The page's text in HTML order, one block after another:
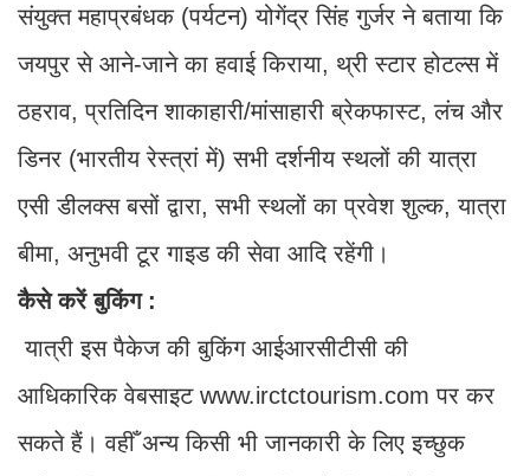
संयुक्त महाप्रबंधक (पर्यटन) योगेंद्र सिंह गुर्जर ने बताया कि
जयपुर से आने-जाने का हवाई किराया, थ्री स्टार होटल्स में
ठहराव, प्रतिदिन शाकाहारी/मांसाहारी ब्रेकफास्ट, लंच और
डिनर (भारतीय रेस्त्रां में) सभी दर्शनीय स्थलों की यात्रा
एसी डीलक्स बसों द्वारा, सभी स्थलों का प्रवेश शुल्क, यात्रा
बीमा, अनुभवी टूर गाइड की सेवा आदि रहेंगी।
कैसे करें बुकिंग :
यात्री इस पैकेज की बुकिंग आईआरसीटीसी की
आधिकारिक वेबसाइट www.irctctourism.com पर कर
सकते हैं। वहीँ अन्य किसी भी जानकारी के लिए इच्छुक